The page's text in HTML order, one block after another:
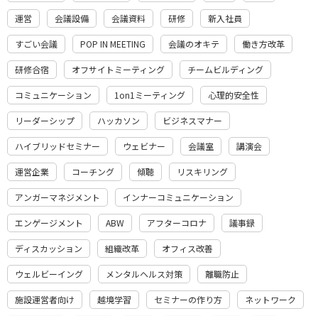
運営 会議設備 会議資料 研修 新入社員
すごい会議 POP IN MEETING 会議のオキテ 働き方改革
研修合宿 オフサイトミーティング チームビルディング
コミュニケーション 1on1ミーティング 心理的安全性
リーダーシップ ハッカソン ビジネスマナー
ハイブリッドセミナー ウェビナー 会議室 講演会
運営企業 コーチング 傾聴 リスキリング
アンガーマネジメント インナーコミュニケーション
エンゲージメント ABW アフターコロナ 議事録
ディスカッション 組織改革 オフィス改善
ウェルビーイング メンタルヘルス対策 離職防止
施設運営者向け 越境学習 セミナーの作り方 ネットワーク